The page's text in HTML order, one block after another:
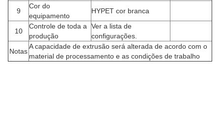
9
Cor do
equipamento
HYPET cor branca
10
Controle de toda a
produção
Ver a lista de
configurações.
Notas
A capacidade de extrusão será alterada de acordo com o
material de processamento e as condições de trabalho